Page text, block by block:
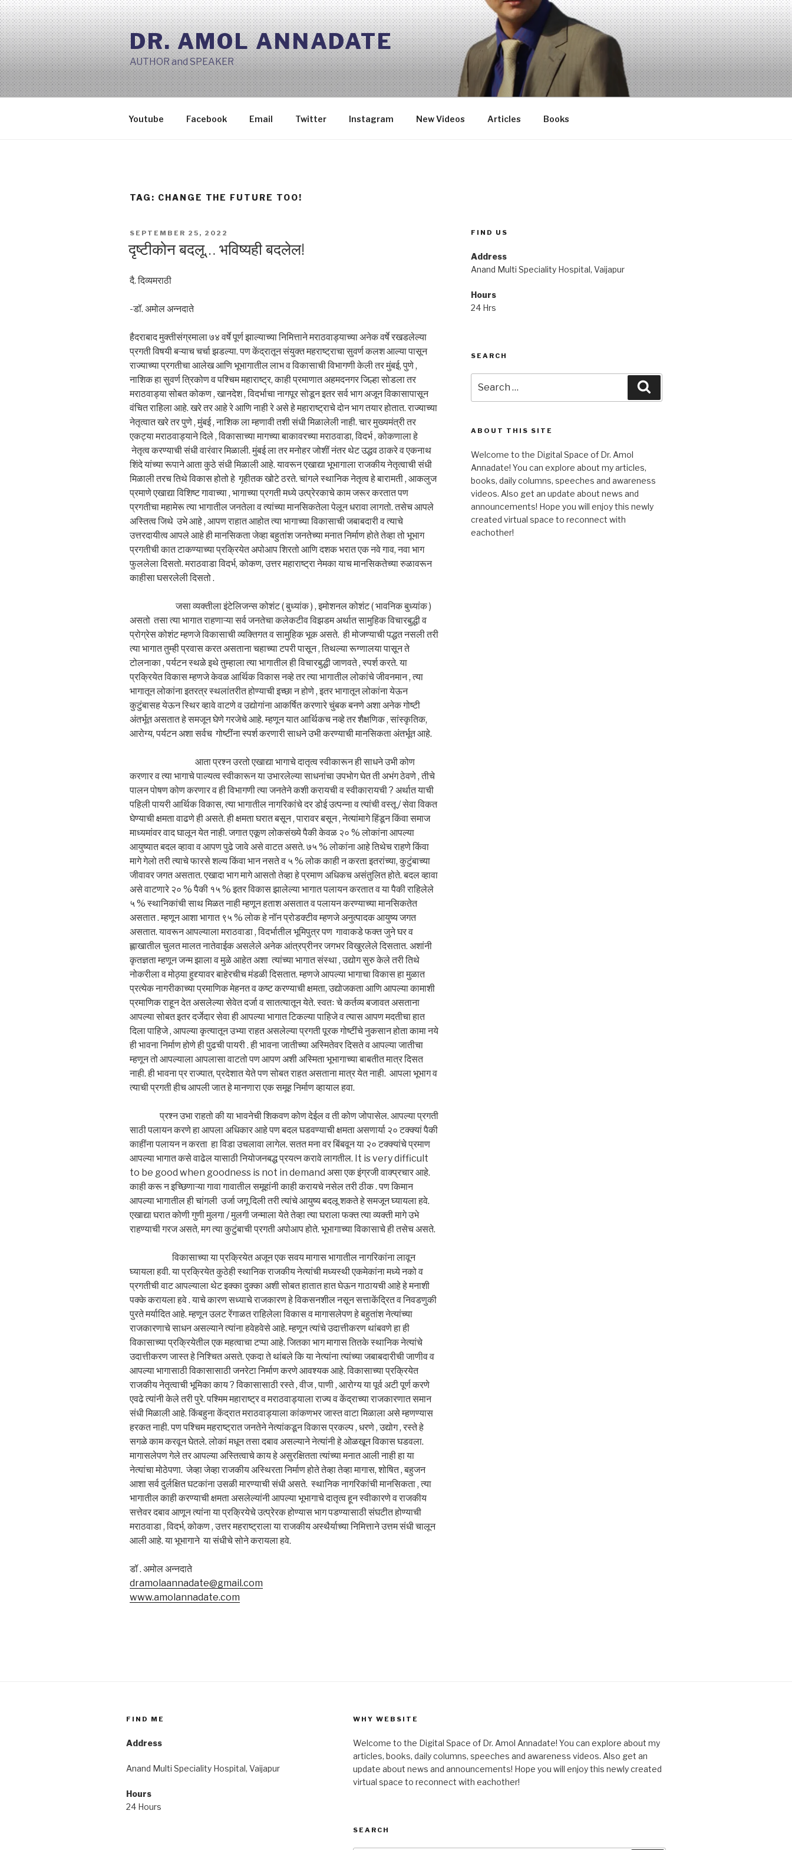
Skip
to
content
DR. AMOL ANNADATE
AUTHOR and SPEAKER
Youtube Facebook Email Twitter Instagram New Videos Articles Books
TAG: CHANGE THE FUTURE TOO!
POSTED
SEPTEMBER 25, 2022
दृष्टीकोन बदलू… भविष्यही बदलेल!
दै. दिव्यमराठी
-डॉ. अमोल अन्नदाते
हैदराबाद मुक्तीसंग्रमाला ७४ वर्षे पूर्ण झाल्याच्या निमित्ताने मराठवाड्याच्या अनेक वर्षे रखडलेल्या
प्रगती विषयी बऱ्याच चर्चा झडल्या. पण केंद्रातून संयुक्त महराष्ट्राचा सुवर्ण कलश आल्या पासून
राज्याच्या प्रगतीचा आलेख आणि भूभागातील लाभ व विकासाची विभागणी केली तर मुंबई, पुणे ,
नाशिक हा सुवर्ण त्रिकोण व पश्चिम महाराष्ट्र, काही प्रमाणात अहमदनगर जिल्हा सोडला तर
मराठवाड्या सोबत कोकण , खानदेश , विदर्भाचा नागपूर सोडून इतर सर्व भाग अजून विकासापासून
वंचित राहिला आहे. खरे तर आहे रे आणि नाही रे असे हे महाराष्ट्राचे दोन भाग तयार होतात. राज्याच्या
नेतृत्वात खरे तर पुणे , मुंबई , नाशिक ला म्हणावी तशी संधी मिळालेली नाही. चार मुख्यमंत्री तर
एकट्या मराठवाड्याने दिले , विकासाच्या मागच्या बाकावरच्या मराठवाडा, विदर्भ , कोकणाला हे
नेतृत्व करण्याची संधी वारंवार मिळाली. मुंबई ला तर मनोहर जोशीं नंतर थेट उद्धव ठाकरे व एकनाथ
शिंदे यांच्या रूपाने आता कुठे संधी मिळाली आहे. यावरून एखाद्या भूभागाला राजकीय नेतृत्वाची संधी
मिळाली तरच तिथे विकास होतो हे गृहीतक खोटे ठरते. चांगले स्थानिक नेतृत्व हे बारामती , आकलुज
प्रमाणे एखाद्या विशिष्ट गावाच्या , भागाच्या प्रगती मध्ये उत्प्रेरकाचे काम जरूर करतात पण
प्रगतीचा महामेरू त्या भागातील जनतेला व त्यांच्या मानसिकतेला पेलून धरावा लागतो. तसेच आपले
अस्तित्व जिथे उभे आहे , आपण राहात आहोत त्या भागाच्या विकासाची जबाबदारी व त्याचे
उत्तरदायीत्व आपले आहे ही मानसिकता जेव्हा बहुतांश जनतेच्या मनात निर्माण होते तेव्हा तो भूभाग
प्रगतीची कात टाकण्याच्या प्रक्रियेत अपोआप शिरतो आणि दशक भरात एक नवे गाव, नवा भाग
फुललेला दिसतो. मराठवाडा विदर्भ, कोकण, उत्तर महाराष्ट्रा नेमका याच मानसिकतेच्या रुळावरून
काहीसा घसरलेली दिसतो .
जसा व्यक्तीला इंटेलिजन्स कोशंट ( बुध्यांक ) , इमोशनल कोशंट ( भावनिक बुध्यांक )
असतो तसा त्या भागात राहणाऱ्या सर्व जनतेचा कलेकटीव विझडम अर्थात सामुहिक विचारबुद्धी व
प्रोग्रेस कोशंट म्हणजे विकासाची व्यक्तिगत व सामुहिक भूक असते. ही मोजण्याची पद्धत नसली तरी
त्या भागात तुम्ही प्रवास करत असताना चहाच्या टपरी पासून , तिथल्या रूग्णालया पासून ते
टोलनाका , पर्यटन स्थळे इथे तुम्हाला त्या भागातील ही विचारबुद्धी जाणवते , स्पर्श करते. या
प्रक्रियेत विकास म्हणजे केवळ आर्थिक विकास नव्हे तर त्या भागातील लोकांचे जीवनमान , त्या
भागातून लोकांना इतरत्र स्थलांतरीत होण्याची इच्छा न होणे , इतर भागातून लोकांना येऊन
कुटुंबासह येऊन स्थिर व्हावे वाटणे व उद्योगांना आकर्षित करणारे चुंबक बनणे अशा अनेक गोष्टी
अंतर्भूत असतात हे समजून घेणे गरजेचे आहे. म्हणून यात आर्थिकच नव्हे तर शैक्षणिक , सांस्कृतिक,
आरोग्य, पर्यटन अशा सर्वच गोष्टींना स्पर्श करणारी साधने उभी करण्याची मानसिकता अंतर्भूत आहे.
आता प्रश्न उरतो एखाद्या भागाचे दातृत्व स्वीकारून ही साधने उभी कोण
करणार व त्या भागाचे पाल्यत्व स्वीकारून या उभारलेल्या साधनांचा उपभोग घेत ती अभंग ठेवणे , तीचे
पालन पोषण कोण करणार व ही विभागणी त्या जनतेने कशी करायची व स्वीकारायची ? अर्थात याची
पहिली पायरी आर्थिक विकास, त्या भागातील नागरिकांचे दर डोई उत्पन्ना व त्यांची वस्तू / सेवा विकत
घेण्याची क्षमता वाढणे ही असते. ही क्षमता घरात बसून , पारावर बसून , नेत्यांमागे हिंडून किंवा समाज
माध्यमांवर वाद घालून येत नाही. जगात एकूण लोकसंख्ये पैकी केवळ २० % लोकांना आपल्या
आयुष्यात बदल व्हावा व आपण पुढे जावे असे वाटत असते. ७५ % लोकांना आहे तिथेच राहणे किंवा
मागे गेलो तरी त्याचे फारसे शल्य किंवा भान नसते व ५ % लोक काही न करता इतरांच्या, कुटुंबाच्या
जीवावर जगत असतात. एखादा भाग मागे आसतो तेव्हा हे प्रमाण अधिकच असंतुलित होते. बदल व्हावा
असे वाटणारे २० % पैकी १५ % इतर विकास झालेल्या भागात पलायन करतात व या पैकी राहिलेले
५ % स्थानिकांची साथ मिळत नाही म्हणून हताश असतात व पलायन करण्याच्या मानसिकतेत
असतात . म्हणून आशा भागात ९५ % लोक हे नॉन प्रोडक्टीव म्हणजे अनुत्पादक आयुष्य जगत
असतात. यावरून आपल्याला मराठवाडा , विदर्भातील भूमिपुत्र पण गावाकडे फक्त जुने घर व
ह्लाखातील चुलत मालत नातेवाईक असलेले अनेक आंत्रप्रीनर जगभर विखुरलेले दिसतात. अशांनी
कृतज्ञता म्हणून जन्म झाला व मुळे आहेत अशा त्यांच्या भागात संस्था , उद्योग सुरु केले तरी तिथे
नोकरीला व मोठ्या हुद्द्यावर बाहेरचीच मंडळी दिसतात. म्हणजे आपल्या भागाचा विकास हा मुळात
प्रत्येक नागरीकाच्या प्रमाणिक मेहनत व कष्ट करण्याची क्षमता, उद्योजकता आणि आपल्या कामाशी
प्रमाणिक राहून देत असलेल्या सेवेत दर्जा व सातत्यातून येते. स्वतः चे कर्तव्य बजावत असताना
आपल्या सोबत इतर दर्जेदार सेवा ही आपल्या भागात टिकल्या पाहिजे व त्यास आपण मदतीचा हात
दिला पाहिजे , आपल्या कृत्यातून उभ्या राहत असलेल्या प्रगती पूरक गोष्टींचे नुकसान होता कामा नये
ही भावना निर्माण होणे ही पुढची पायरी . ही भावना जातीच्या अस्मितेवर दिसते व आपल्या जातीचा
म्हणून तो आपल्याला आपलासा वाटतो पण आपण अशी अस्मिता भूभागाच्या बाबतीत मात्र दिसत
नाही. ही भावना प्र राज्यात, प्रदेशात येते पण सोबत राहत असताना मात्र येत नाही. आपला भूभाग व
त्याची प्रगती हीच आपली जात हे मानणारा एक समूह निर्माण व्हायाल हवा.
प्रश्न उभा राहतो की या भावनेची शिकवण कोण देईल व ती कोण जोपासेल. आपल्या प्रगती
साठी पलायन करणे हा आपला अधिकार आहे पण बदल घडवण्याची क्षमता असणार्या २० टक्क्यां पैकी
काहींना पलायन न करता हा विडा उचलावा लागेल. सतत मना वर बिंबवून या २० टक्क्यांचे प्रमाण
आपल्या भागात कसे वाढेल यासाठी नियोजनबद्ध प्रयत्न करावे लागतील. It is very difficult
to be good when goodness is not in demand असा एक इंग्रजी वाक्प्रचार आहे.
काही करू न इच्छिणाऱ्या गावा गावातील समूहांनी काही करायचे नसेल तरी ठीक . पण किमान
आपल्या भागातील ही चांगली उर्जा जगू दिली तरी त्यांचे आयुष्य बदलू शकते हे समजून घ्यायला हवे.
एखाद्या घरात कोणी गुणी मुलगा / मुलगी जन्माला येते तेव्हा त्या घराला फक्त त्या व्यक्ती मागे उभे
राहण्याची गरज असते, मग त्या कुटुंबाची प्रगती अपोआप होते. भूभागाच्या विकासाचे ही तसेच असते.
विकासाच्या या प्रक्रियेत अजून एक सवय मागास भागातील नागरिकांना लावून
घ्यायला हवी. या प्रक्रियेत कुठेही स्थानिक राजकीय नेत्यांची मध्यस्थी एकमेकांना मध्ये नको व
प्रगतीची वाट आपल्याला थेट इक्का दुक्का अशी सोबत हातात हात घेऊन गाठायची आहे हे मनाशी
पक्के करायला हवे . याचे कारण सध्याचे राजकारण हे विकसनशील नसून सत्ताकेंद्रित व निवडणुकी
पुरते मर्यादित आहे. म्हणून उलट रेंगाळत राहिलेला विकास व मागासलेपण हे बहुतांश नेत्यांच्या
राजकारणाचे साधन असल्याने त्यांना हवेहवेसे आहे. म्हणून त्यांचे उदात्तीकरण थांबवणे हा ही
विकासाच्या प्रक्रियेतील एक महत्वाचा टप्पा आहे. जितका भाग मागास तितके स्थानिक नेत्यांचे
उदात्तीकरण जास्त हे निश्चित असते. एकदा ते थांबले कि या नेत्यांना त्यांच्या जबाबदारीची जाणीव व
आपल्या भागासाठी विकासासाठी जनरेटा निर्माण करणे आवश्यक आहे. विकासाच्या प्रक्रियेत
राजकीय नेतृत्वाची भूमिका काय ? विकासासाठी रस्ते , वीज , पाणी , आरोग्य या पूर्व अटी पूर्ण करणे
एवढे त्यांनी केले तरी पुरे. पश्मिम महाराष्ट्र व मराठवाड्याला राज्य व केंद्राच्या राजकारणात समान
संधी मिळाली आहे. किंबहुना केंद्रात मराठवाड्याला कांकणभर जास्त वाटा मिळाला असे म्हणण्यास
हरकत नाही. पण पश्चिम महराष्ट्रात जनतेने नेत्यांकडून विकास प्रकल्प , धरणे , उद्योग , रस्ते हे
सगळे काम करवून घेतले. लोकां मधून तसा दबाव असल्याने नेत्यांनी हे ओळखून विकास घडवला.
मागासलेपण गेले तर आपल्या अस्तित्वाचे काय हे असुरक्षितता त्यांच्या मनात आली नाही हा या
नेत्यांचा मोठेपणा. जेव्हा जेव्हा राजकीय अस्थिरता निर्माण होते तेव्हा तेव्हा मागास, शोषित , बहुजन
आशा सर्व दुर्लक्षित घटकांना उसळी मारण्याची संधी असते. स्थानिक नागरिकांची मानसिकता , त्या
भागातील काही करण्याची क्षमता असलेल्यांनी आपल्या भूभागाचे दातृत्व हून स्वीकारणे व राजकीय
सत्तेवर दबाव आणून त्यांना या प्रक्रियेचे उत्प्रेरक होण्यास भाग पडण्यासाठी संघटीत होण्याची
मराठवाडा , विदर्भ, कोकण , उत्तर महराष्ट्राला या राजकीय अस्थैर्याच्या निमित्ताने उत्तम संधी चालून
आली आहे. या भूभागाने या संधीचे सोने करायला हवे.
डॉ . अमोल अन्नदाते
dramolaannadate@gmail.com
www.amolannadate.com
FIND US
Address
Anand Multi Speciality Hospital, Vaijapur
Hours
24 Hrs
SEARCH
for:
ABOUT THIS SITE
Welcome to the Digital Space of Dr. Amol
Annadate! You can explore about my articles,
books, daily columns, speeches and awareness
videos. Also get an update about news and
announcements! Hope you will enjoy this newly
created virtual space to reconnect with
eachother!
FIND ME
Address
Anand Multi Speciality Hospital, Vaijapur
Hours
24 Hours
WHY WEBSITE
Welcome to the Digital Space of Dr. Amol Annadate! You can explore about my
articles, books, daily columns, speeches and awareness videos. Also get an
update about news and announcements! Hope you will enjoy this newly created
virtual space to reconnect with eachother!
SEARCH